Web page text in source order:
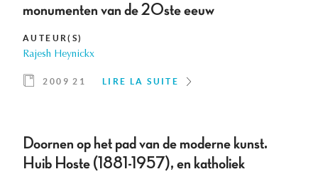
monumenten van de 20ste eeuw
AUTEUR(S)
Rajesh Heynickx
2009 21 LIRE LA SUITE
Doornen op het pad van de moderne kunst.
Huib Hoste (1881-1957), en katholiek